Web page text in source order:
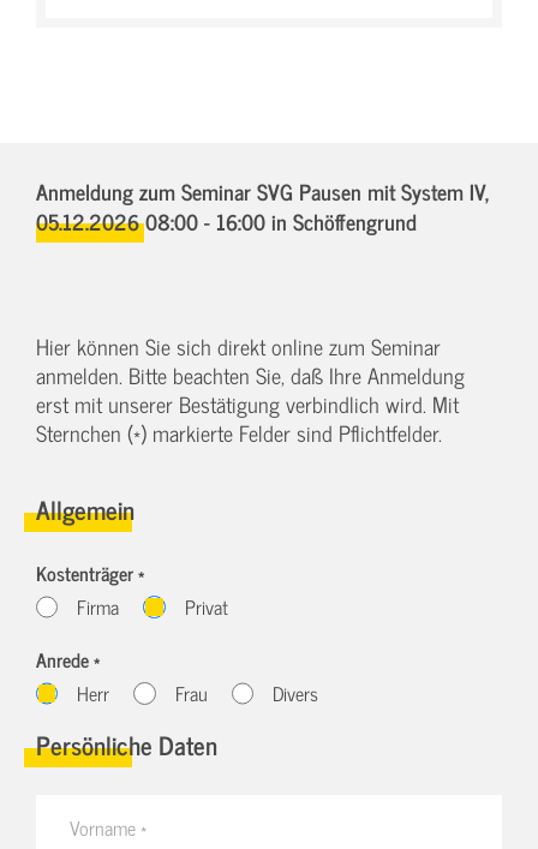
Anmeldung zum Seminar SVG Pausen mit System IV,
05.12.2026 08:00 - 16:00in Schöffengrund
Hier können Sie sich direkt online zum Seminar
anmelden. Bitte beachten Sie, daß Ihre Anmeldung
erst mit unserer Bestätigung verbindlich wird. Mit
Sternchen (*) markierte Felder sind Pflichtfelder.
Allgemein
Kostenträger *
Firma
Privat
Anrede *
Herr
Frau Divers
Persönliche Daten